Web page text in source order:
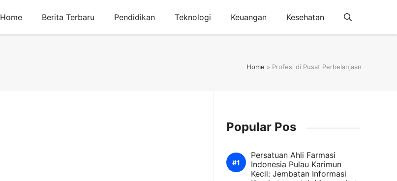
Home Berita Terbaru Pendidikan Teknologi Keuangan Kesehatan
Home » Profesi di Pusat Perbelanjaan
Popular Pos
Persatuan Ahli Farmasi
Indonesia Pulau Karimun
Kecil: Jembatan Informasi